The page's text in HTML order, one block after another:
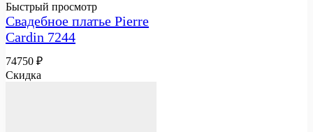
Быстрый просмотр
Свадебное платье Pierre
Cardin 7244
74750 ₽
Скидка